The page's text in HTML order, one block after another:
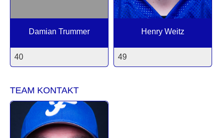
Damian Trummer
40
Henry Weitz
49
TEAM KONTAKT